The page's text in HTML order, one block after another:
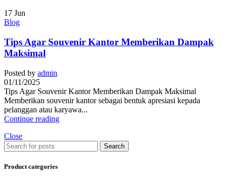
17 Jun
Blog
Tips Agar Souvenir Kantor Memberikan Dampak
Maksimal
Posted by admin
01/11/2025
Tips Agar Souvenir Kantor Memberikan Dampak Maksimal
Memberikan souvenir kantor sebagai bentuk apresiasi kepada
pelanggan atau karyawa...
Continue reading
Close
Search
Product categories